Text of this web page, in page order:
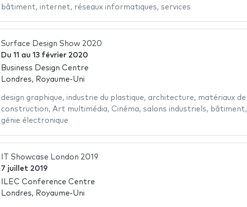
bâtiment, internet, réseaux informatiques, services
Surface Design Show 2020
Du 11 au 13 février 2020
Business Design Centre
Londres, Royaume-Uni
design graphique, industrie du plastique, architecture, matériaux de
construction, Art multimédia, Cinéma, salons industriels, bâtiment,
génie électronique
IT Showcase London 2019
7 juillet 2019
ILEC Conference Centre
Londres, Royaume-Uni